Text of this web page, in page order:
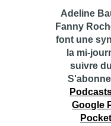
Adeline
Fanny
font une
la mi-
suivre
Google